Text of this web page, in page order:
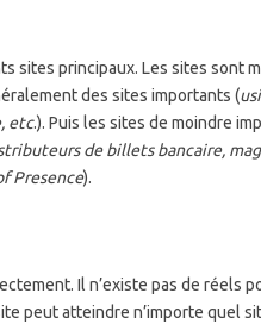
sites principaux. Les sites sont
des sites importants (
etc.). Puis les sites de moindre
de billets bancaire,
Presence).
Il n’existe pas de réels
peut atteindre n’importe quel